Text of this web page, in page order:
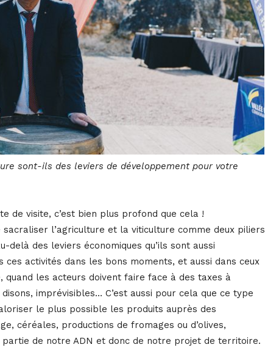
sont-ils des leviers de développement pour votre
de visite, c’est bien plus profond que cela !
l’agriculture et la viticulture comme deux piliers
des leviers économiques qu’ils sont aussi
ces activités dans les bons moments, et aussi dans ceux
les acteurs doivent faire face à des taxes à
imprévisibles… C’est aussi pour cela que ce type
le plus possible les produits auprès des
céréales, productions de fromages ou d’olives,
de notre ADN et donc de notre projet de territoire.